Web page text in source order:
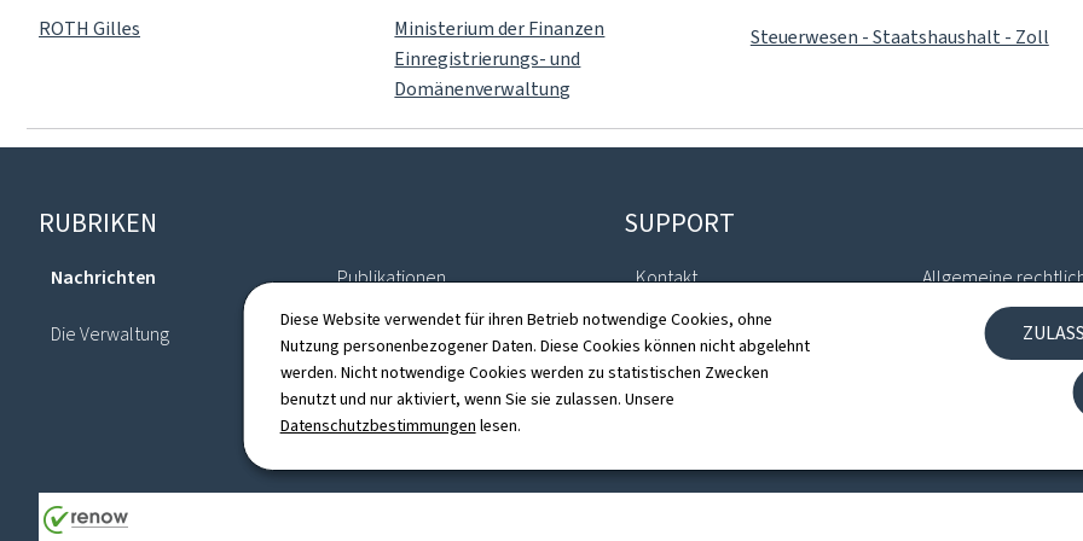
Diese Website verwendet für ihren Betrieb notwendige Cookies, ohne
Nutzung personenbezogener Daten. Diese Cookies können nicht abgelehnt
werden. Nicht notwendige Cookies werden zu statistischen Zwecken
benutzt und nur aktiviert, wenn Sie sie zulassen. Unsere
Datenschutzbestimmungen lesen.
ROTH Gilles
Ministerium der Finanzen
Einregistrierungs- und
Domänenverwaltung
Steuerwesen - Staatshaushalt - Zoll
Footer
RUBRIKEN
Nachrichten
Die Verwaltung
Publikationen
Verzeichnis
SUPPORT
Kontakt
Sitemap
Informationen zur Webseite
Allgemeine
Barrierefreiheit
Verwaltung der